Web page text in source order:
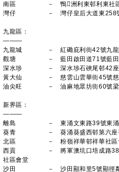
南區 － 鴨洲利東邨利東社區
灣仔 － 灣仔皇后大道東258號灣
九龍區：
———
九龍城 － 紅磡庇利街42號九龍城
觀塘 － 藍田啟田道71號藍田（
深水埗 － 深水埗石硤尾邨42座地
黃大仙 － 慈雲山雲華街45號慈雲
油尖旺 － 油麻地眾坊街60號梁顯
新界區：
———
離島 － 東涌文東路39號東涌市
葵青 － 葵涌葵盛西邨第六座平
北區 － 粉嶺祥華邨祥華社區
西貢 － 將軍澳坑口培成路38號西
社區會堂
沙田 － 沙田顯和里5號顯徑鄰